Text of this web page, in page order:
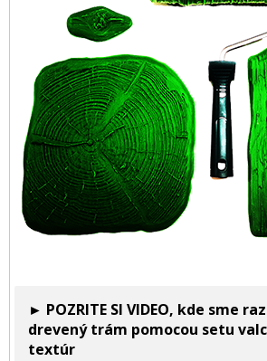
► POZRITE SI VIDEO, kde sme
drevený trám pomocou setu
textúr